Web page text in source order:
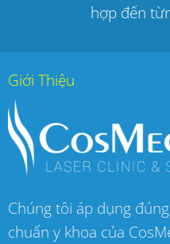
hợp đến
Giới Thiệu
Chúng tôi áp dụng
chuẩn y khoa của